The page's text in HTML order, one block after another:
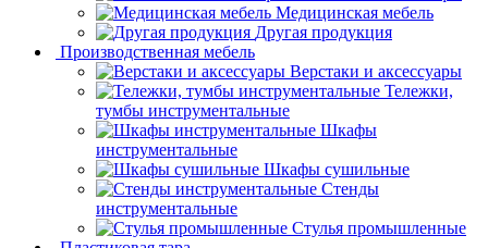
Медицинская мебель
Другая продукция
Производственная мебель
Верстаки и аксессуары
Тележки,
тумбы инструментальные
Шкафы
инструментальные
Шкафы сушильные
Стенды
инструментальные
Cтулья промышленные